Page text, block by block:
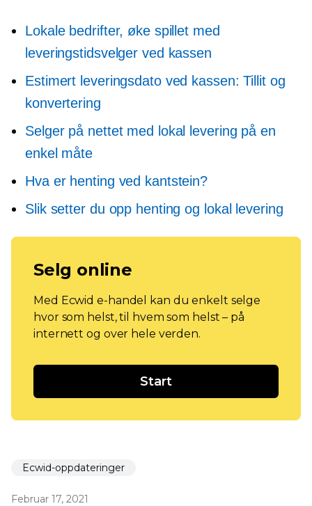
Lokale bedrifter, øke spillet med
leveringstidsvelger ved kassen
Estimert leveringsdato ved kassen: Tillit og
konvertering
Selger på nettet med lokal levering på en
enkel måte
Hva er henting ved kantstein?
Slik setter du opp henting og lokal levering
Selg online
Med Ecwid e-handel kan du enkelt selge
hvor som helst, til hvem som helst – på
internett og over hele verden.
Start
Ecwid-oppdateringer
Februar 17, 2021